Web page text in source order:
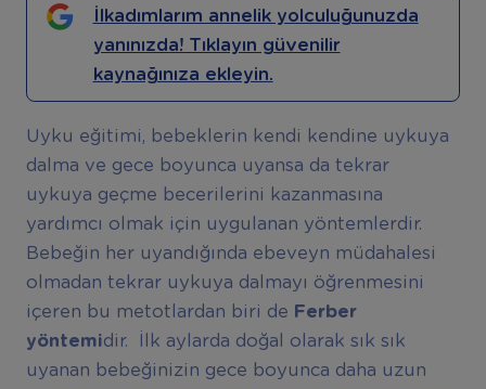
İlkadımlarım annelik yolculuğunuzda
yanınızda! Tıklayın güvenilir
kaynağınıza ekleyin.
Uyku eğitimi, bebeklerin kendi kendine uykuya
dalma ve gece boyunca uyansa da tekrar
uykuya geçme becerilerini kazanmasına
yardımcı olmak için uygulanan yöntemlerdir.
Bebeğin her uyandığında ebeveyn müdahalesi
olmadan tekrar uykuya dalmayı öğrenmesini
içeren bu metotlardan biri de Ferber
yöntemidir. İlk aylarda doğal olarak sık sık
uyanan bebeğinizin gece boyunca daha uzun